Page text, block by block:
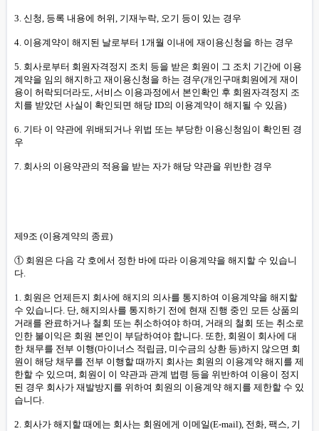
3. 신청, 등록 내용에 허위, 기재누락, 오기 등이 있는 경우
4. 이용계약이 해지된 날로부터 1개월 이내에 재이용신청을 하는 경우
5. 회사로부터 회원자격정지 조치 등을 받은 회원이 그 조치 기간에 이용
계약을 임의 해지하고 재이용신청을 하는 경우(개인구매회원에게 재이
용이 허락되더라도, 서비스 이용과정에서 본인확인 후 회원자격정지 조
치를 받았던 사실이 확인되면 해당 ID의 이용계약이 해지될 수 있음)
6. 기타 이 약관에 위배되거나 위법 또는 부당한 이용신청임이 확인된 경
우
7. 회사의 이용약관의 적용을 받는 자가 해당 약관을 위반한 경우
제9조 (이용계약의 종료)
① 회원은 다음 각 호에서 정한 바에 따라 이용계약을 해지할 수 있습니
다.
1. 회원은 언제든지 회사에 해지의 의사를 통지하여 이용계약을 해지할
수 있습니다. 단, 해지의사를 통지하기 전에 현재 진행 중인 모든 상품의
거래를 완료하거나 철회 또는 취소하여야 하며, 거래의 철회 또는 취소로
인한 불이익은 회원 본인이 부담하여야 합니다. 또한, 회원이 회사에 대
한 채무를 전부 이행(마이너스 적립금, 미수금의 상환 등)하지 않으면 회
원이 해당 채무를 전부 이행할 때까지 회사는 회원의 이용계약 해지를 제
한할 수 있으며, 회원이 이 약관과 관계 법령 등을 위반하여 이용이 정지
된 경우 회사가 재발방지를 위하여 회원의 이용계약 해지를 제한할 수 있
습니다.
2. 회사가 해지할 때에는 회사는 회원에게 이메일(E-mail), 전화, 팩스, 기